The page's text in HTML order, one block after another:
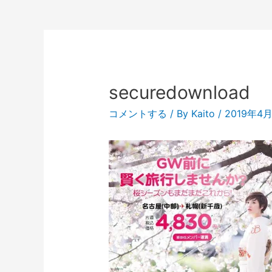
securedownload
コメントする / By Kaito / 2019年4